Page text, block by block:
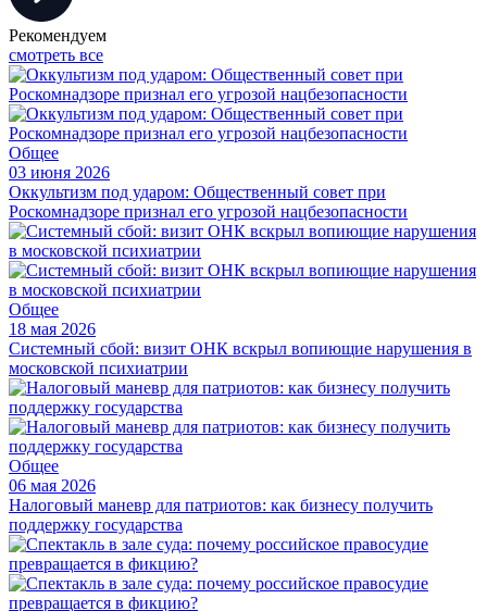
Рекомендуем
смотреть все
Общее
03 июня 2026
Оккультизм под ударом: Общественный совет при
Роскомнадзоре признал его угрозой нацбезопасности
Общее
18 мая 2026
Системный сбой: визит ОНК вскрыл вопиющие нарушения в
московской психиатрии
Общее
06 мая 2026
Налоговый маневр для патриотов: как бизнесу получить
поддержку государства